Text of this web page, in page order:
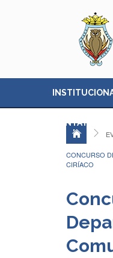
CONTATO
CONCURSO
CIRÍACO